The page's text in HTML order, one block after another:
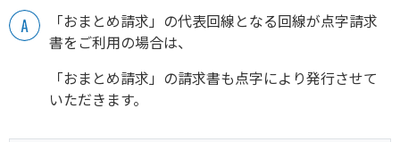
「おまとめ請求」の代表回線となる回線が点字請求
書をご利用の場合は、
「おまとめ請求」の請求書も点字により発行させて
いただきます。